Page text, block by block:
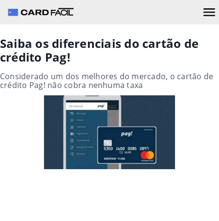
Saiba os diferenciais do cartão de
crédito Pag!
Considerado um dos melhores do mercado, o cartão de
crédito Pag! não cobra nenhuma taxa